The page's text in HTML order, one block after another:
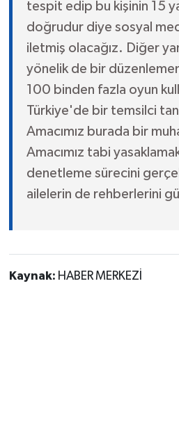
tespit edip bu kişinin 15
doğrudur diye sosyal
iletmiş olacağız. Diğer
yönelik de bir
100 binden fazla oyun
Türkiye'de bir temsilci
Amacımız burada bir
Amacımız tabi
denetleme sürecini
ailelerin de rehberlerini
Kaynak: HABER MERKEZİ